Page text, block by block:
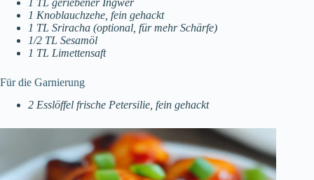
1 Knoblauchzehe, fein gehackt
1 TL Sriracha (optional, für mehr Schärfe)
1/2 TL Sesamöl
1 TL Limettensaft
Für die Garnierung
2 Esslöffel frische Petersilie, fein gehackt